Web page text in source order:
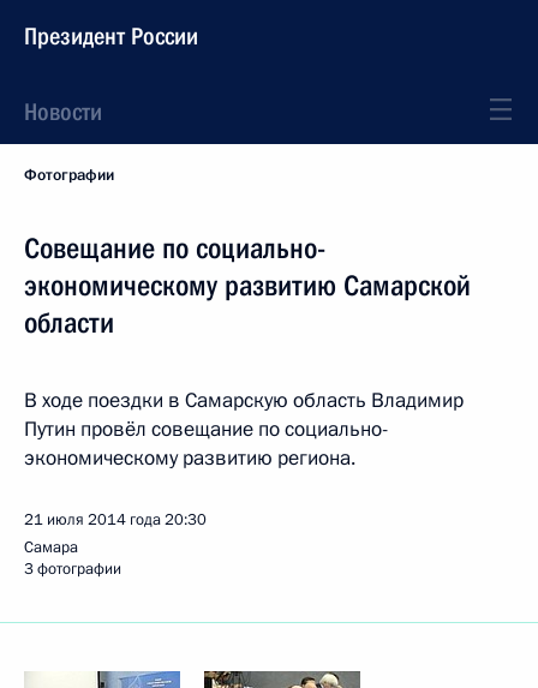
Президент России
Новости
Фотографии
Совещание по социально-
экономическому развитию Самарской
области
В ходе поездки в Самарскую область Владимир
Путин провёл совещание по социально-
экономическому развитию региона.
21 июля 2014 года20:30
Самара
3 фотографии